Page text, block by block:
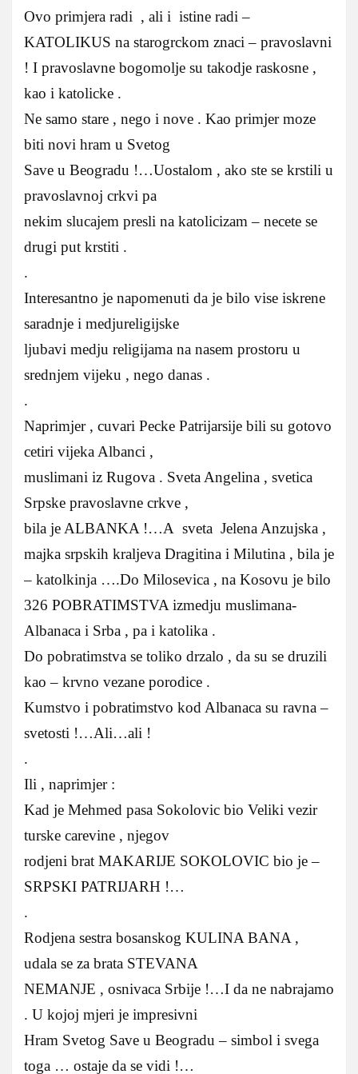
Ovo primjera radi , ali i istine radi –
KATOLIKUS na starogrckom znaci – pravoslavni
! I pravoslavne bogomolje su takodje raskosne ,
kao i katolicke .
Ne samo stare , nego i nove . Kao primjer moze
biti novi hram u Svetog
Save u Beogradu !…Uostalom , ako ste se krstili u
pravoslavnoj crkvi pa
nekim slucajem presli na katolicizam – necete se
drugi put krstiti .
.
Interesantno je napomenuti da je bilo vise iskrene
saradnje i medjureligijske
ljubavi medju religijama na nasem prostoru u
srednjem vijeku , nego danas .
.
Naprimjer , cuvari Pecke Patrijarsije bili su gotovo
cetiri vijeka Albanci ,
muslimani iz Rugova . Sveta Angelina , svetica
Srpske pravoslavne crkve ,
bila je ALBANKA !…A sveta Jelena Anzujska ,
majka srpskih kraljeva Dragitina i Milutina , bila je
– katolkinja ….Do Milosevica , na Kosovu je bilo
326 POBRATIMSTVA izmedju muslimana-
Albanaca i Srba , pa i katolika .
Do pobratimstva se toliko drzalo , da su se druzili
kao – krvno vezane porodice .
Kumstvo i pobratimstvo kod Albanaca su ravna –
svetosti !…Ali…ali !
.
Ili , naprimjer :
Kad je Mehmed pasa Sokolovic bio Veliki vezir
turske carevine , njegov
rodjeni brat MAKARIJE SOKOLOVIC bio je –
SRPSKI PATRIJARH !…
.
Rodjena sestra bosanskog KULINA BANA ,
udala se za brata STEVANA
NEMANJE , osnivaca Srbije !…I da ne nabrajamo
. U kojoj mjeri je impresivni
Hram Svetog Save u Beogradu – simbol i svega
toga … ostaje da se vidi !…